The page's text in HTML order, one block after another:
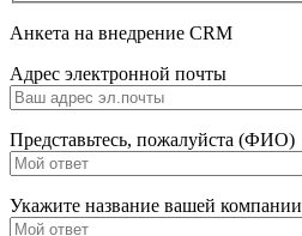
Анкета на внедрение CRM
Адрес электронной почты
Представьтесь, пожалуйста (ФИО)
Укажите название вашей компании